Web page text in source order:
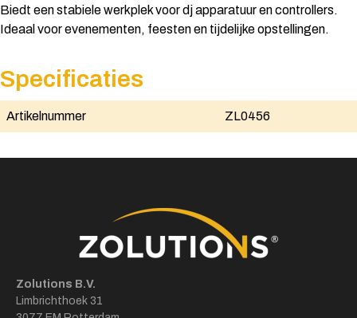
Biedt een stabiele werkplek voor dj apparatuur en controllers.
Ideaal voor evenementen, feesten en tijdelijke opstellingen.
Specificaties
Artikelnummer ZL0456
Zolutions B.V.
Limbrichthoek 31